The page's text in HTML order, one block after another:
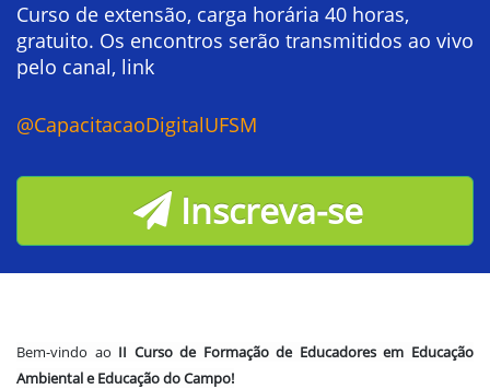
Curso de extensão, carga horária 40 horas,
gratuito. Os encontros serão transmitidos ao vivo
pelo canal, link
@CapacitacaoDigitalUFSM
Inscreva-se
Bem-vindo ao II Curso de Formação de Educadores em Educação
Ambiental e Educação do Campo!